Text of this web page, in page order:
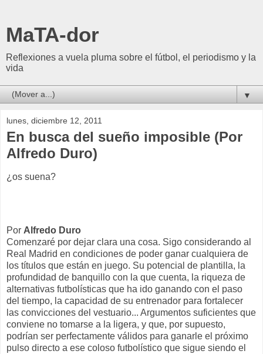
MaTA-dor
Reflexiones a vuela pluma sobre el fútbol, el periodismo y la
vida
▼
lunes, diciembre 12, 2011
En busca del sueño imposible (Por
Alfredo Duro)
¿os suena?
Por Alfredo Duro
Comenzaré por dejar clara una cosa. Sigo considerando al
Real Madrid en condiciones de poder ganar cualquiera de
los títulos que están en juego. Su potencial de plantilla, la
profundidad de banquillo con la que cuenta, la riqueza de
alternativas futbolísticas que ha ido ganando con el paso
del tiempo, la capacidad de su entrenador para fortalecer
las convicciones del vestuario... Argumentos suficientes que
conviene no tomarse a la ligera, y que, por supuesto,
podrían ser perfectamente válidos para ganarle el próximo
pulso directo a ese coloso futbolístico que sigue siendo el